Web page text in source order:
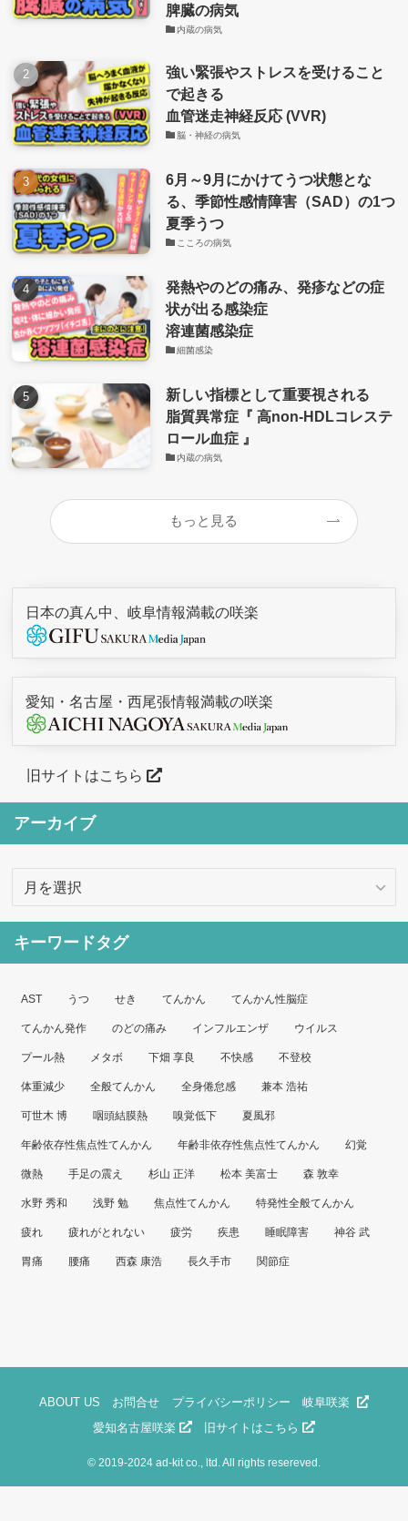
脾臓の病気
内蔵の病気
強い緊張やストレスを受けること
で起きる
血管迷走神経反応 (VVR)
脳・神経の病気
6月～9月にかけてうつ状態とな
る、季節性感情障害（SAD）の1つ
夏季うつ
こころの病気
発熱やのどの痛み、発疹などの症
状が出る感染症
溶連菌感染症
細菌感染
新しい指標として重要視される
脂質異常症『 高non-HDLコレステ
ロール血症 』
内蔵の病気
もっと見る
日本の真ん中、岐阜情報満載の咲楽
愛知・名古屋・西尾張情報満載の咲楽
旧サイトはこちら
アーカイブ
カ
イ
キーワードタグ
AST うつ せき てんかん てんかん性脳症
てんかん発作 のどの痛み インフルエンザ ウイルス
プール熱 メタボ 下畑 享良 不快感 不登校
体重減少 全般てんかん 全身倦怠感 兼本 浩祐
可世木 博 咽頭結膜熱 嗅覚低下 夏風邪
年齢依存性焦点性てんかん 年齢非依存性焦点性てんかん 幻覚
微熱 手足の震え 杉山 正洋 松本 美富士 森 敦幸
水野 秀和 浅野 勉 焦点性てんかん 特発性全般てんかん
疲れ 疲れがとれない 疲労 疾患 睡眠障害 神谷 武
胃痛 腰痛 西森 康浩 長久手市 関節症
ABOUT US お問合せ プライバシーポリシー
岐阜咲楽
愛知名古屋咲楽
旧サイトはこちら
© 2019-2024 ad-kit co., ltd. All rights resereved.